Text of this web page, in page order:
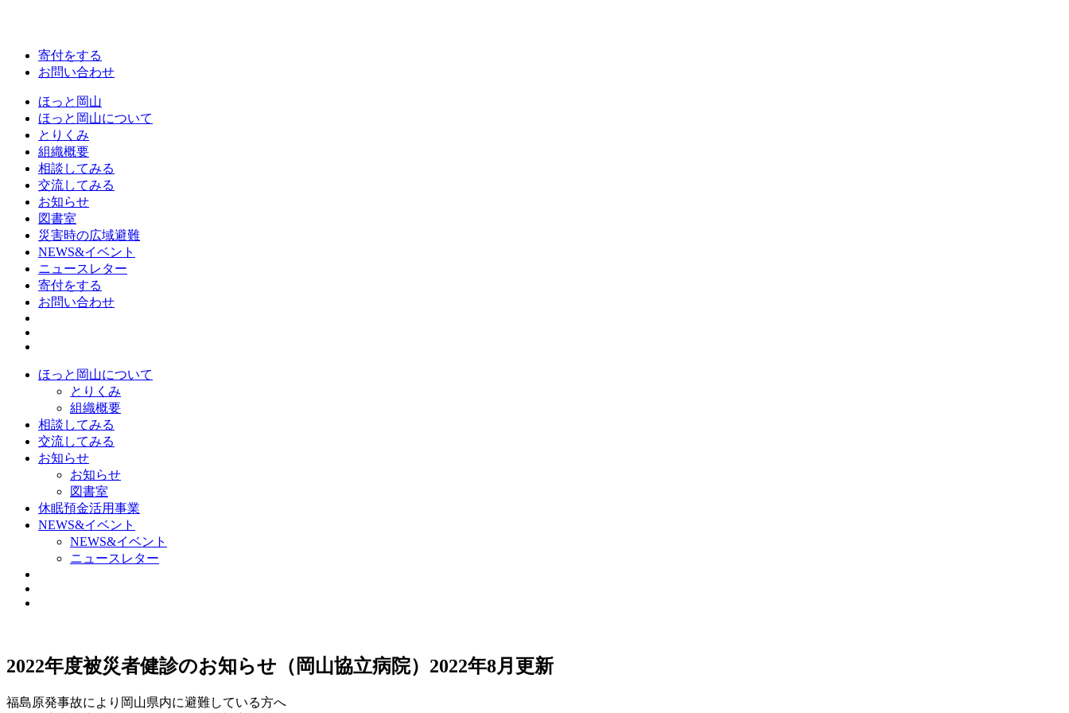
寄付をする
お問い合わせ
ほっと岡山
ほっと岡山について
とりくみ
組織概要
相談してみる
交流してみる
お知らせ
図書室
災害時の広域避難
NEWS&イベント
ニュースレター
寄付をする
お問い合わせ
ほっと岡山について
とりくみ
組織概要
相談してみる
交流してみる
お知らせ
お知らせ
図書室
休眠預金活用事業
NEWS&イベント
NEWS&イベント
ニュースレター
2022年度被災者健診のお知らせ（岡山協立病院）2022年8月更新
福島原発事故により岡山県内に避難している方へ